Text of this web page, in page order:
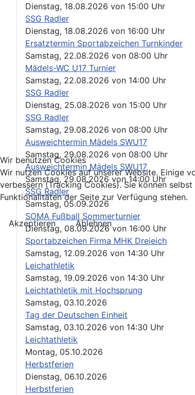
Dienstag, 18.08.2026 von 15:00 Uhr
SSG Radler
Dienstag, 18.08.2026 von 16:00 Uhr
Ersatztermin Sportabzeichen Turnkinder
Samstag, 22.08.2026 von 08:00 Uhr
Mädels-WC U17 Turnier
Samstag, 22.08.2026 von 14:00 Uhr
SSG Radler
Dienstag, 25.08.2026 von 15:00 Uhr
SSG Radler
Samstag, 29.08.2026 von 08:00 Uhr
Ausweichtermin Mädels SWU17
Samstag, 29.08.2026 von 08:00 Uhr
Ausweichtermin Mädels SWU17
Samstag, 29.08.2026von14:00 Uhr
SSG Radler
Samstag, 05.09.2026
SOMA Fußball Sommerturnier
Dienstag, 08.09.2026von 16:00 Uhr
Sportabzeichen Firma MHK Dreieich
Samstag, 12.09.2026 von 14:30 Uhr
Leichathletik
Samstag, 19.09.2026 von 14:30 Uhr
Leichtathletik mit Hochsprung
Samstag, 03.10.2026
Tag der Deutschen Einheit
Samstag, 03.10.2026 von 14:30 Uhr
Leichtathletik
Montag, 05.10.2026
Herbstferien
Dienstag, 06.10.2026
Herbstferien
Wir benutzen Cookies
Wir nutzen Cookies auf unserer Website. Einige
verbessern (Tracking Cookies). Sie können
Funktionalitäten der Seite zur Verfügung stehen.
Akzeptieren
Ablehnen